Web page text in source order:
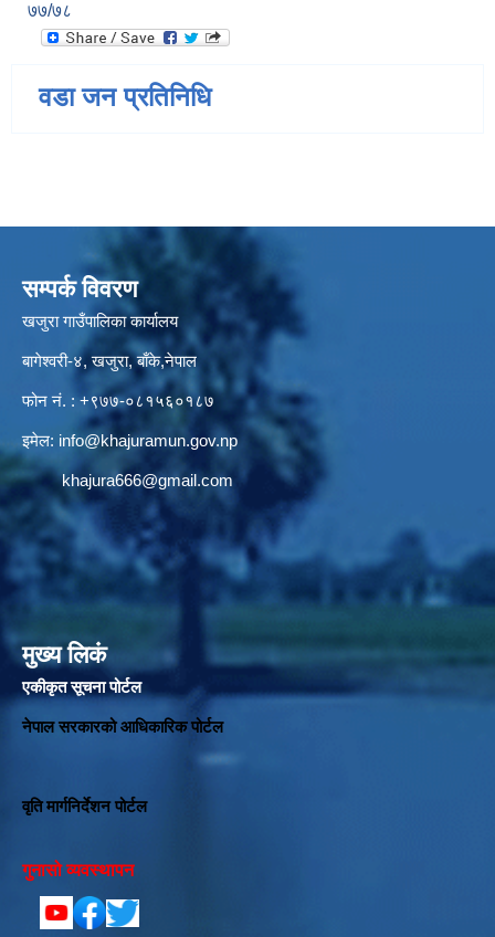
७७/७८
वडा जन प्रतिनिधि
सम्पर्क विवरण
खजुरा गाउँपालिका कार्यालय
बागेश्वरी-४, खजुरा, बाँके,नेपाल
फोन नं. : +९७७-०८१५६०१८७
इमेल: info@khajuramun.gov.np
khajura666@gmail.com
मुख्य लिकं
एकीकृत सूचना पोर्टल
नेपाल सरकारको आधिकारिक पोर्टल
वृति मार्गनिर्देशन पोर्टल
गुनासो व्यवस्थापन